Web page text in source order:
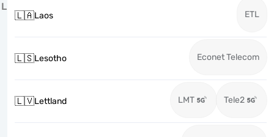
L
🇱🇦Laos ETL
🇱🇸Lesotho Econet Telecom
🇱🇻Lettland LMT Tele2